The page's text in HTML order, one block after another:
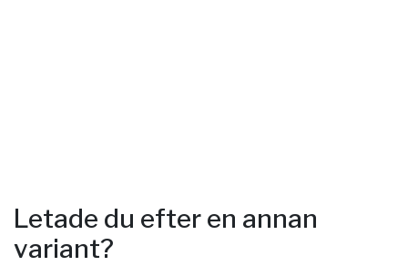
Letade du efter en annan
variant?